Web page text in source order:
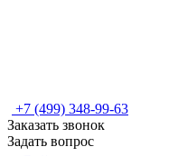
+7 (499) 348-99-63
Заказать звонок
Задать вопрос